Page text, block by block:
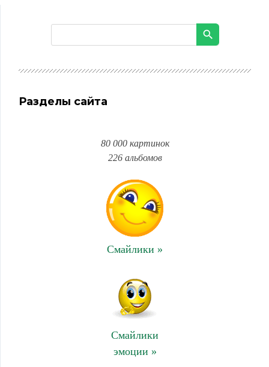
Разделы сайта
80 000 картинок
226 альбомов
Смайлики »
Смайлики
эмоции »